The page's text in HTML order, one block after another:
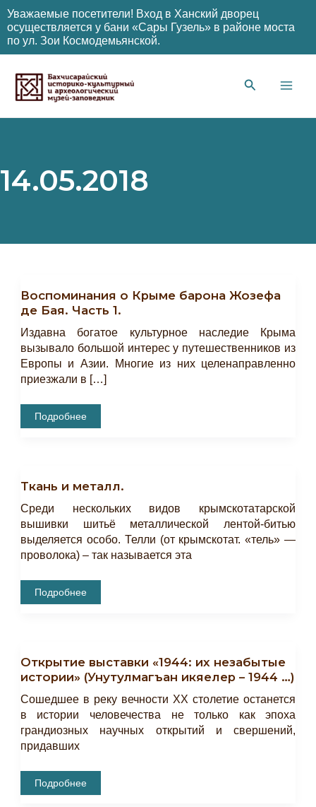
Уважаемые посетители! Вход в Ханский дворец
осуществляется у бани «Сары Гузель» в районе моста
по ул. Зои Космодемьянской.
содержимому
14.05.2018
Воспоминания о Крыме барона Жозефа
де Бая. Часть 1.
Издавна богатое культурное наследие Крыма
вызывало большой интерес у путешественников из
Европы и Азии. Многие из них целенаправленно
приезжали в […]
Воспоминания
Часть
Подробнее
Ткань и металл.
Среди нескольких видов крымскотатарской
вышивки шитьё металлической лентой-битью
выделяется особо. Телли (от крымскотат. «тель» —
проволока) – так называется эта
Ткань
Подробнее
Открытие выставки «1944: их незабытые
истории» (Унутулмагъан икяелер – 1944 …)
Сошедшее в реку вечности ХХ столетие останется
в истории человечества не только как эпоха
грандиозных научных открытий и свершений,
придавших
Открытие
Выставки
Подробнее